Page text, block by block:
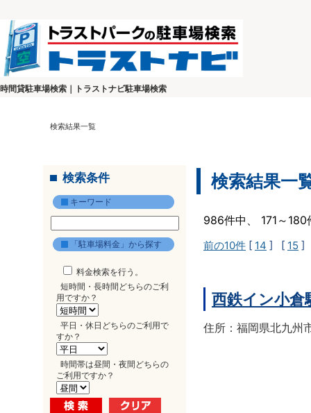
時間貸駐車場検索｜トラストナビ駐車場検索
検索結果一覧
検索条件
キーワード
「駐車場料金」から探す
料金検索を行う。
短時間・長時間どちらのご利
用ですか？
平日・休日どちらのご利用で
すか？
時間帯は昼間・夜間どちらの
ご利用ですか？
検索結果一
986件中、 171～
前の10件 [ 14 ] [ 15 ]
西鉄イン小倉
住所：福岡県北九州